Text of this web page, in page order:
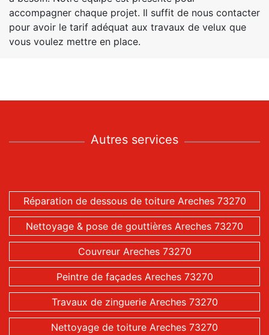
accompagner chaque projet. Il suffit de nous contacter
pour avoir le tarif adéquat aux travaux de velux que
vous voulez mettre en place.
Autres services
Réparation de dessous de toiture Areches 73270
Nettoyage & pose de gouttières Areches 73270
Couvreur Areches 73270
Peintre de façades Areches 73270
Travaux de zinguerie Areches 73270
Nettoyage de toiture Areches 73270